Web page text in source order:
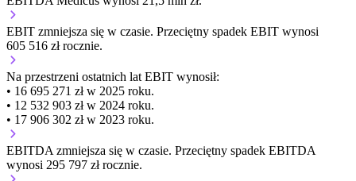
EBIT zmniejsza się w czasie. Przeciętny spadek EBIT wynosi
605 516 zł rocznie.
Na przestrzeni ostatnich lat EBIT wynosił:
• 16 695 271 zł w 2025 roku.
• 12 532 903 zł w 2024 roku.
• 17 906 302 zł w 2023 roku.
EBITDA zmniejsza się w czasie. Przeciętny spadek EBITDA
wynosi 295 797 zł rocznie.